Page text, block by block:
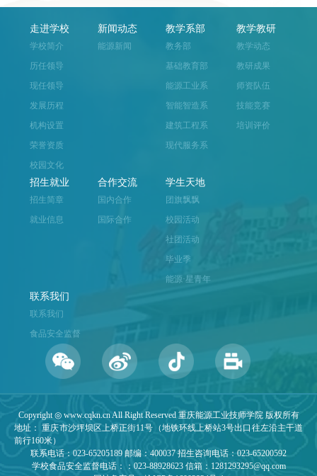
走进学校
学校简介
历任领导
现任领导
发展历程
机构设置
荣誉资质
校园文化
新闻动态
能源新闻
教学系部
教务部
基础教育部
能源工业系
智能智造系
建筑工程系
现代服务系
教学教研
教学动态
教研成果
师资队伍
技能竞赛
培训评价
招生就业
招生简章
就业信息
合作交流
国内合作
国际合作
学生天地
团旗飘飘
校园活动
社团活动
毕业季
能源·星青年
联系我们
联系我们
食品安全监督
Copyright ◎ www.cqkn.cn All Right Reserved 重庆能源工业技师学院 版权所有
地址： 重庆市沙坪坝区上桥正街11号（地铁环线上桥站3号出口往左沿主干道
前行160米）
联系电话：023-65205189 邮编：400037 招生咨询电话：023-65200592
学校食品安全监督电话：：023-88928623 信箱：1281293295@qq.com